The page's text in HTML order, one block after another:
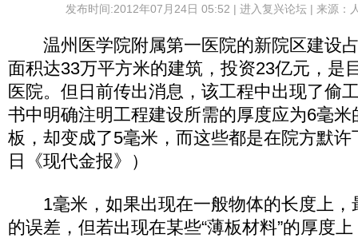
发布时间:2012年07月24日 05:52 | 进入复兴论坛| 来源：
温州医学院附属第一医院的新院区建设
面积达33万平方米的建筑，投资23亿元，是
医院。但日前传出消息，该工程中出现了偷
书中明确注明工程建设所需的厚度应为6毫
板，却变成了5毫米，而这些都是在院方默
日《现代金报》）
1毫米，如果出现在一般物体的长度上，
的误差，但若出现在某些“薄板材料”的厚度